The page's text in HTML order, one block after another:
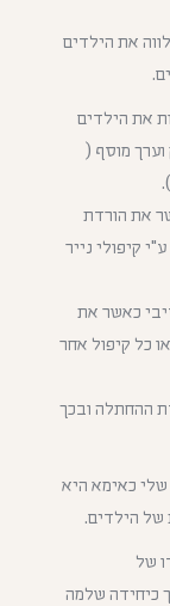
את הילדים
את הילדים
מוסף (
את הורדת
קיפולי נייר
כאשר את
כל קיפול אחר
ההחתלה ובכך
כאימא היא
של הילדים.
של
כיחידה שלמה